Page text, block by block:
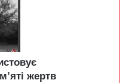
жертв